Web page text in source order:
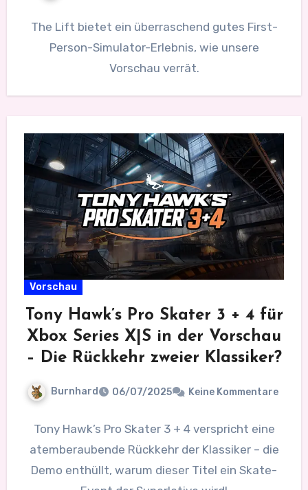
The Lift bietet ein überraschend gutes First-
Person-Simulator-Erlebnis, wie unsere
Vorschau verrät.
Vorschau
Tony Hawk’s Pro Skater 3 + 4 für
Xbox Series X|S in der Vorschau
– Die Rückkehr zweier Klassiker?
Burnhard 06/07/2025 Keine Kommentare
Tony Hawk’s Pro Skater 3 + 4 verspricht eine
atemberaubende Rückkehr der Klassiker – die
Demo enthüllt, warum dieser Titel ein Skate-